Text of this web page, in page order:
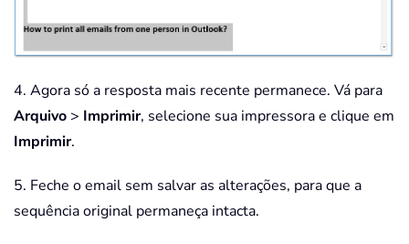
4. Agora só a resposta mais recente permanece. Vá para
Arquivo > Imprimir, selecione sua impressora e clique em
Imprimir.
5. Feche o email sem salvar as alterações, para que a
sequência original permaneça intacta.